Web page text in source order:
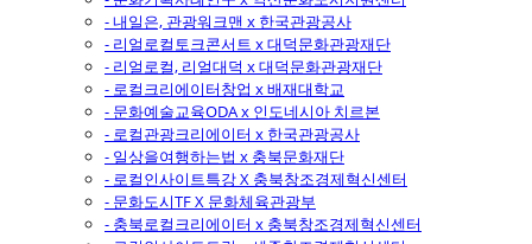
- 내일은, 관광워크맨 x 한국관광공사
- 리얼로컬토크콘서트 x 대덕문화관광재단
- 리얼로컬, 리얼대덕 x 대덕문화관광재단
- 로컬크리에이터창업 x 배재대학교
- 문화예술교육ODA x 인도네시아 치르본
- 로컬관광크리에이터 x 한국관광공사
- 일상을여행하는법 x 충북문화재단
- 로컬인사이트특강 X 충북창조경제혁신센터
- 문화도시TF X 문화체육관광부
- 충북로컬크리에이터 x 충북창조경제혁신센터